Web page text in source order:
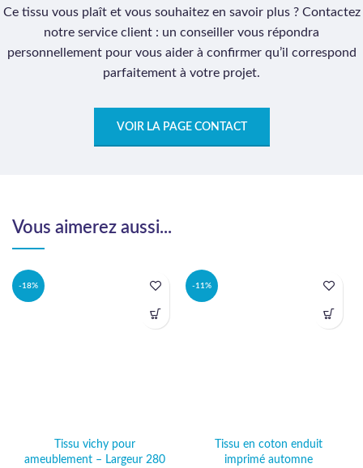
Ce tissu vous plaît et vous souhaitez en savoir plus ? Contactez
notre service client : un conseiller vous répondra
personnellement pour vous aider à confirmer qu’il correspond
parfaitement à votre projet.
VOIR LA PAGE CONTACT
Vous aimerez aussi...
-18%
Tissu vichy pour
ameublement – Largeur 280
-11%
Tissu en coton enduit
imprimé automne